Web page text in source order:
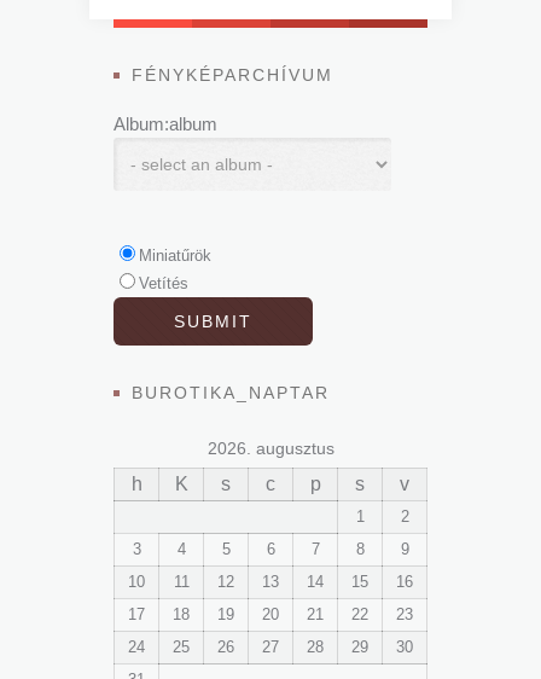
FÉNYKÉPARCHÍVUM
Album:album
Miniatűrök
Vetítés
BUROTIKA_NAPTAR
2026. augusztus
h K s c p s v
1
2
3
4 5 6 7 8
9
10
11 12 13 14 15
16
17
18 19 20 21 22
23
24
25 26 27 28 29
30